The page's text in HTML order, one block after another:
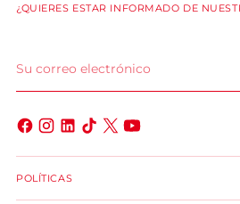
¿QUIERES ESTAR INFORMADO DE
correo
electrónico
POLÍTICAS